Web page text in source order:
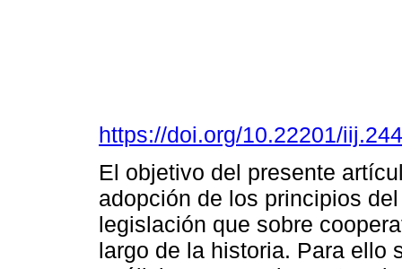
https://doi.org/10.22201/
El objetivo del presente
adopción de los principios
legislación que sobre
largo de la historia. Para ello